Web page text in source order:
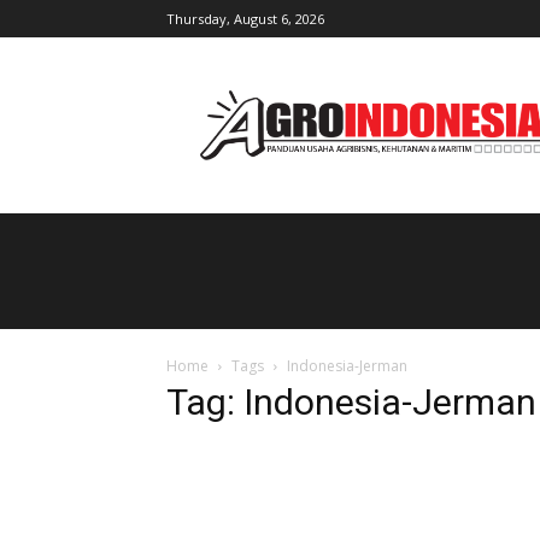
Thursday, August 6, 2026
Home Tags Indonesia-Jerman
Tag: Indonesia-Jerman